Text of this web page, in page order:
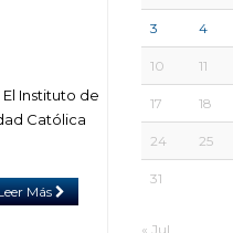
Instituto de
Católica
Más
3 4
10 11
17 18
24 25
31
« Jul